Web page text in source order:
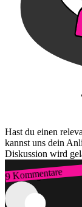
Hast du einen
kannst uns dein
Diskussion wird
9 Kommentare
Zum Login